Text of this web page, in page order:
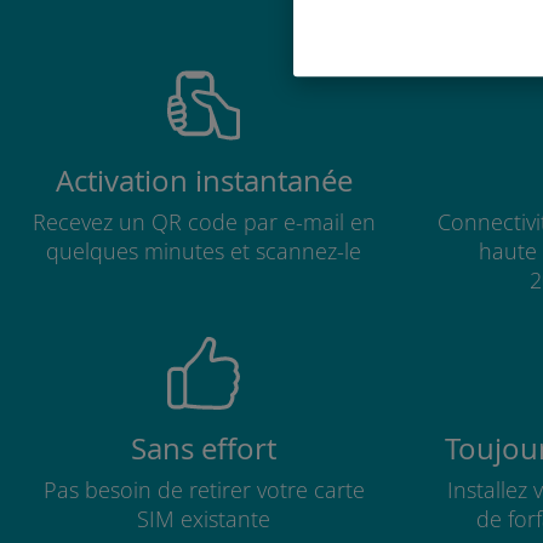
Activation instantanée
Recevez un QR code par e-mail en
quelques minutes et scannez-le
haute
Sans effort
Pas besoin de retirer votre carte
SIM existante
Installez
de